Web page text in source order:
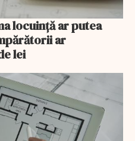
locuință ar putea
ar
lei